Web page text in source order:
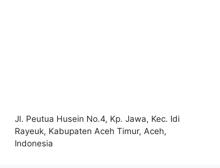
Jl. Peutua Husein No.4, Kp. Jawa, Kec. Idi
Rayeuk, Kabupaten Aceh Timur, Aceh,
Indonesia